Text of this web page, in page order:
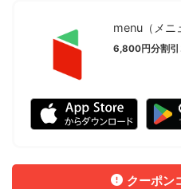
menu（メニ
6,800円分割引
クーポン